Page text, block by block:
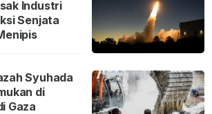
Industri
Senjata
Syuhada
di
Gaza